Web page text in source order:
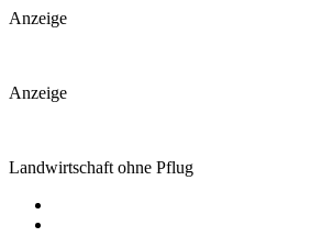
Anzeige
Anzeige
Landwirtschaft ohne Pflug